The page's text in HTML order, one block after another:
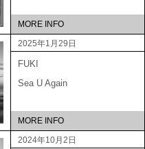
MORE INFO
2025年1月29日
FUKI
Sea U Again
MORE INFO
2024年10月2日